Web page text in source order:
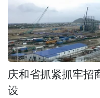
庆和省抓紧抓牢招
设